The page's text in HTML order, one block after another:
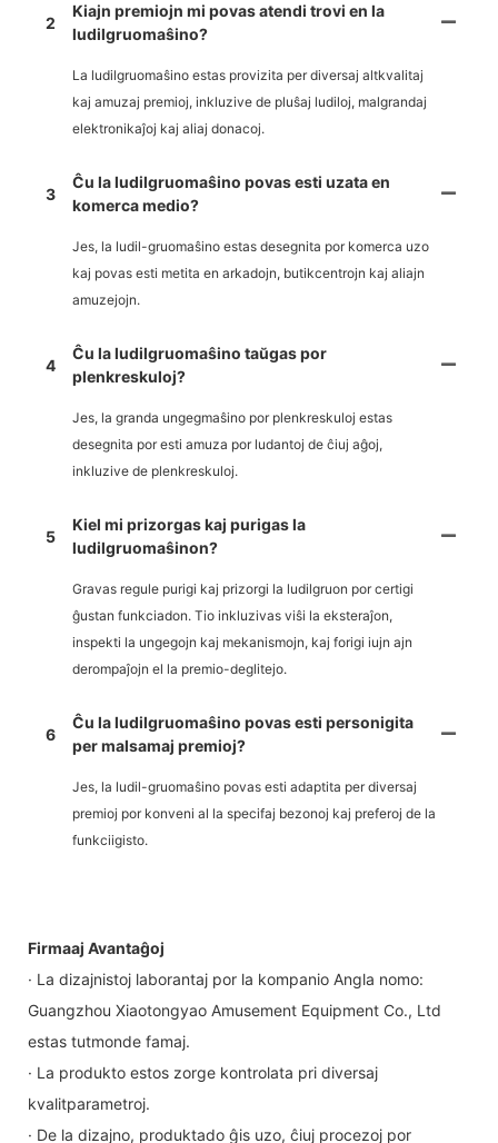
2
Kiajn premiojn mi povas atendi trovi en la
ludilgruomaŝino?
La ludilgruomaŝino estas provizita per diversaj altkvalitaj
kaj amuzaj premioj, inkluzive de pluŝaj ludiloj, malgrandaj
elektronikaĵoj kaj aliaj donacoj.
3
Ĉu la ludilgruomaŝino povas esti uzata en
komerca medio?
Jes, la ludil-gruomaŝino estas desegnita por komerca uzo
kaj povas esti metita en arkadojn, butikcentrojn kaj aliajn
amuzejojn.
4
Ĉu la ludilgruomaŝino taŭgas por
plenkreskuloj?
Jes, la granda ungegmaŝino por plenkreskuloj estas
desegnita por esti amuza por ludantoj de ĉiuj aĝoj,
inkluzive de plenkreskuloj.
5
Kiel mi prizorgas kaj purigas la
ludilgruomaŝinon?
Gravas regule purigi kaj prizorgi la ludilgruon por certigi
ĝustan funkciadon. Tio inkluzivas viŝi la eksteraĵon,
inspekti la ungegojn kaj mekanismojn, kaj forigi iujn ajn
derompaĵojn el la premio-deglitejo.
6
Ĉu la ludilgruomaŝino povas esti personigita
per malsamaj premioj?
Jes, la ludil-gruomaŝino povas esti adaptita per diversaj
premioj por konveni al la specifaj bezonoj kaj preferoj de la
funkciigisto.
Firmaaj Avantaĝoj
· La dizajnistoj laborantaj por la kompanio Angla nomo:
Guangzhou Xiaotongyao Amusement Equipment Co., Ltd
estas tutmonde famaj.
· La produkto estos zorge kontrolata pri diversaj
kvalitparametroj.
· De la dizajno, produktado ĝis uzo, ĉiuj procezoj por